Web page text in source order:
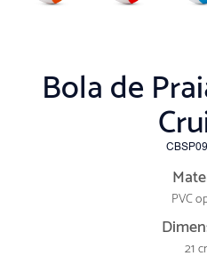
Bola de
PVC
21